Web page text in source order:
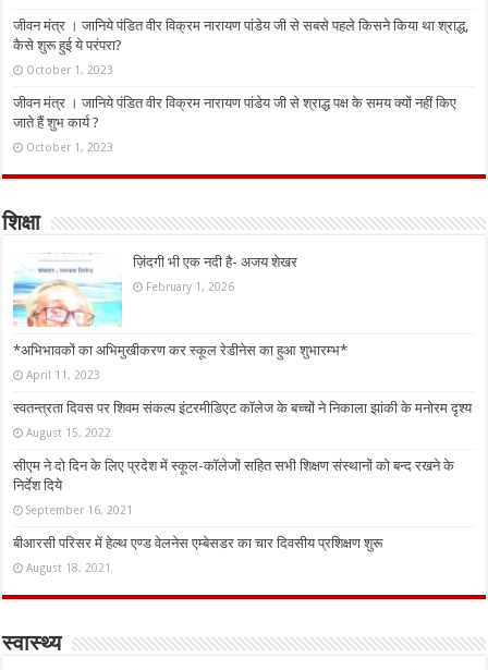
जीवन मंत्र । जानिये पंडित वीर विक्रम नारायण पांडेय जी से सबसे पहले किसने किया था श्राद्ध,
कैसे शुरू हुई ये परंपरा?
October 1, 2023
जीवन मंत्र । जानिये पंडित वीर विक्रम नारायण पांडेय जी से श्राद्ध पक्ष के समय क्यों नहीं किए
जाते हैं शुभ कार्य ?
October 1, 2023
शिक्षा
ज़िंदगी भी एक नदी है- अजय शेखर
February 1, 2026
*अभिभावकों का अभिमुखीकरण कर स्कूल रेडीनेस का हुआ शुभारम्भ*
April 11, 2023
स्वतन्त्रता दिवस पर शिवम संकल्प इंटरमीडिएट कॉलेज के बच्चों ने निकाला झांकी के मनोरम दृश्य
August 15, 2022
सीएम ने दो दिन के लिए प्रदेश में स्कूल-कॉलेजों सहित सभी शिक्षण संस्थानों को बन्द रखने के
निर्देश दिये
September 16, 2021
बीआरसी परिसर में हेल्थ एण्ड वेलनेस एम्बेसडर का चार दिवसीय प्रशिक्षण शुरू
August 18, 2021
स्वास्थ्य